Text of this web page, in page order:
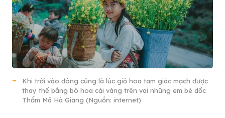
Khi trời vào đông cũng là lúc giỏ hoa tam giác mạch được
thay thế bằng bó hoa cải vàng trên vai những em bé dốc
Thẩm Mã Hà Giang (Nguồn: internet)